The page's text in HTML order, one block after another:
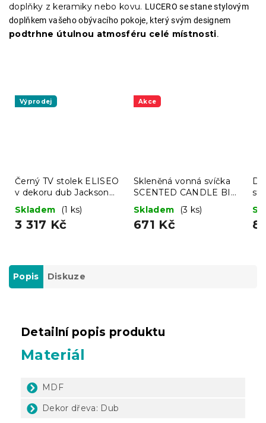
doplňky z keramiky nebo kovu. LUCERO se stane stylovým
doplňkem vašeho obývacího pokoje, který svým designem
podtrhne útulnou atmosféru celé místnosti.
Výprodej
Černý TV stolek ELISEO
v dekoru dub Jackson
Hickory
Skladem (1 ks)
3 317 Kč
Akce
Skleněná vonná svíčka
SCENTED CANDLE BIG
315g
Skladem (3 ks)
671 Kč
Popis Diskuze
Detailní popis produktu
Materiál
MDF
Dekor dřeva: Dub